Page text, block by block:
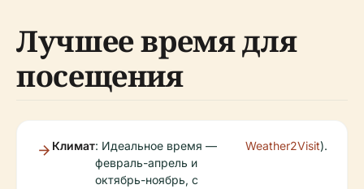
Лучшее время для
посещения
Климат: Идеальное время —
февраль-апрель и
октябрь-ноябрь, с
Weather2Visit).